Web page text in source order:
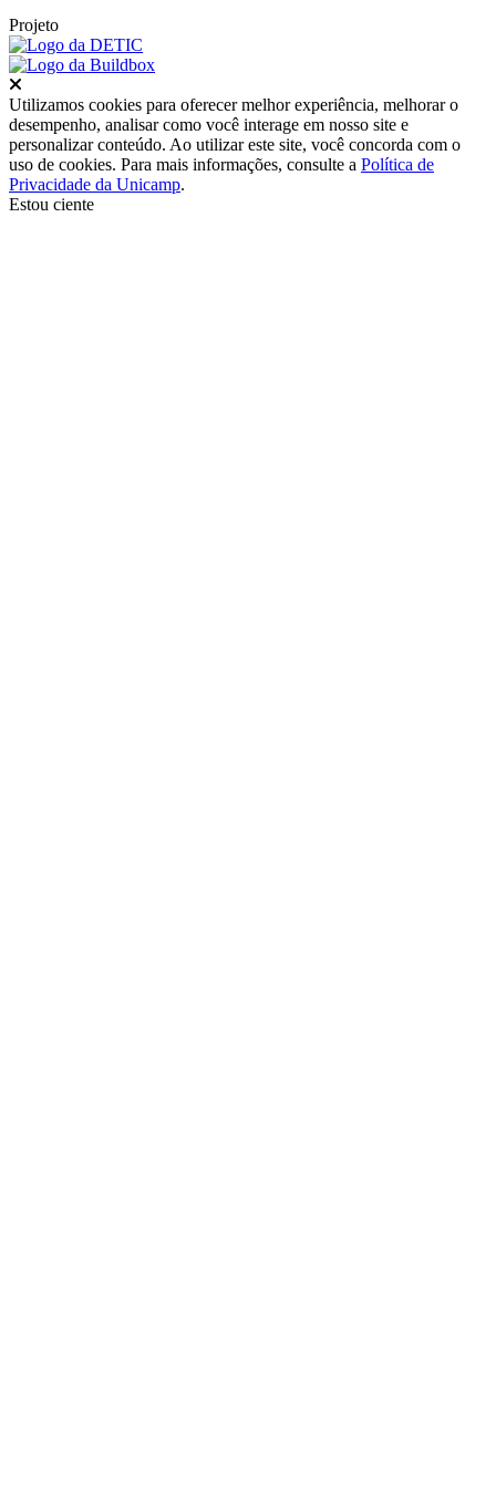
Projeto
Utilizamos cookies para oferecer melhor experiência, melhorar o
desempenho, analisar como você interage em nosso site e
personalizar conteúdo. Ao utilizar este site, você concorda com o
uso de cookies. Para mais informações, consulte a Política de
Privacidade da Unicamp.
Estou ciente